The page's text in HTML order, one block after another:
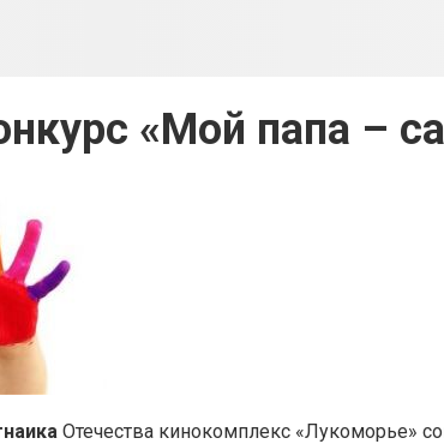
«Мой папа –
Отечества кинокомплекс «Лукоморье»